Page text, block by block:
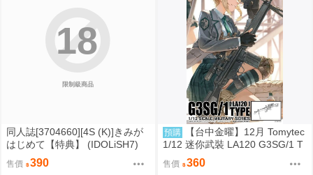
限制級商品
18
同人誌[3704660][4S (K)]きみが
はじめて【特典】 (IDOLiSH7)
售價 390
預購
【台中金曜】12月 Tomytec
1/12 迷你武裝 LA120 G3SG/1 T
YPE 0819
售價 360